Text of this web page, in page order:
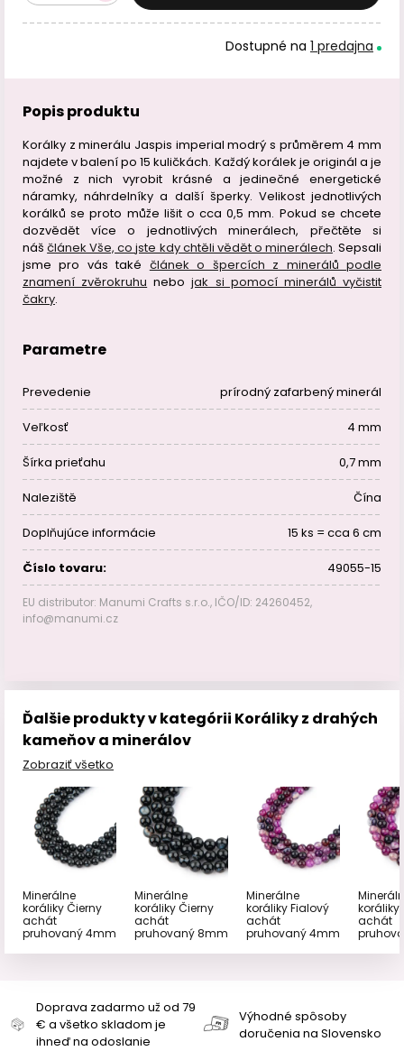
Dostupné na 1 predajna
Popis produktu
Korálky z minerálu Jaspis imperial modrý s průměrem 4 mm
najdete v balení po 15 kuličkách. Každý korálek je originál a je
možné z nich vyrobit krásné a jedinečné energetické
náramky, náhrdelníky a další šperky. Velikost jednotlivých
korálků se proto může lišit o cca 0,5 mm. Pokud se chcete
dozvědět více o jednotlivých minerálech, přečtěte si
náščlánek Vše, co jste kdy chtěli vědět o minerálech. Sepsali
jsme pro vás také článek o špercích z minerálů podle
znamení zvěrokruhu nebojak si pomocí minerálů vyčistit
čakry.
Parametre
Prevedenie prírodný zafarbený minerál
Veľkosť 4 mm
Šírka prieťahu 0,7 mm
Naleziště Čína
Doplňujúce informácie 15 ks = cca 6 cm
Číslo tovaru: 49055-15
EU distributor: Manumi Crafts s.r.o., IČO/ID: 24260452,
info@manumi.cz
Ďalšie produkty v kategórii Koráliky z drahých
kameňov a minerálov
Zobraziť všetko
Minerálne
koráliky Čierny
achát
pruhovaný 4mm
Minerálne
koráliky Čierny
achát
pruhovaný 8mm
Minerálne
koráliky Fialový
achát
pruhovaný 4mm
koráliky
achát
Doprava zadarmo už od 79
€ a všetko skladom je
ihneď na odoslanie
Výhodné spôsoby
doručenia na Slovensko